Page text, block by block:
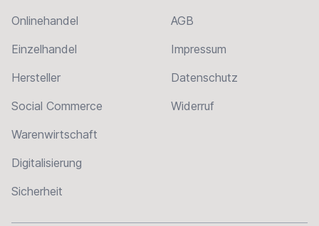
Onlinehandel
Einzelhandel
Hersteller
Social Commerce
Warenwirtschaft
Digitalisierung
Sicherheit
AGB
Impressum
Datenschutz
Widerruf